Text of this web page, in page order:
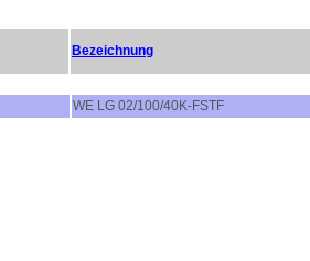
Bezeichnung
WE LG 02/100/40K-FSTF